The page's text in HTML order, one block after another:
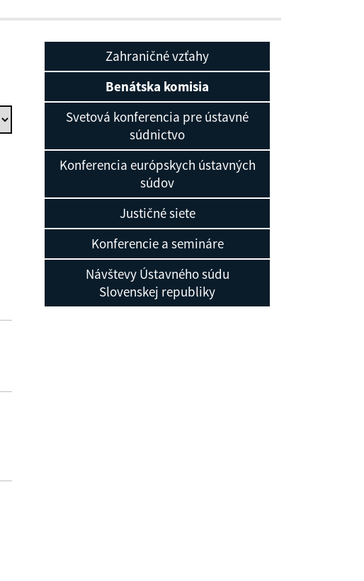
Zahraničné vzťahy
Benátska komisia
Svetová konferencia pre ústavné
súdnictvo
Konferencia európskych ústavných
súdov
Justičné siete
Konferencie a semináre
Návštevy Ústavného súdu
Slovenskej republiky